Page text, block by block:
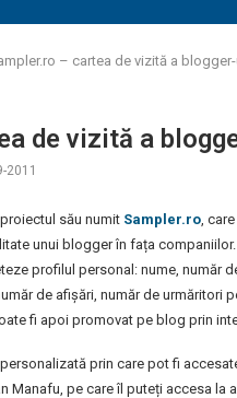
– cartea de vizită a
de vizită a
2011
său numit Sampler.ro,
unui blogger în fața companiilor.
profilul personal: nume, număr
de afișări, număr de urmăritori
fi apoi promovat pe blog prin
prin care pot fi
Manafu, pe care îl puteți accesa la